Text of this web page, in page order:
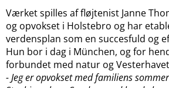
Værket spilles af fløjtenist Janne
og opvokset i Holstebro og har
verdensplan som en succesfuld og
Hun bor i dag i München, og for
forbundet med natur og
- Jeg er opvokset med familiens